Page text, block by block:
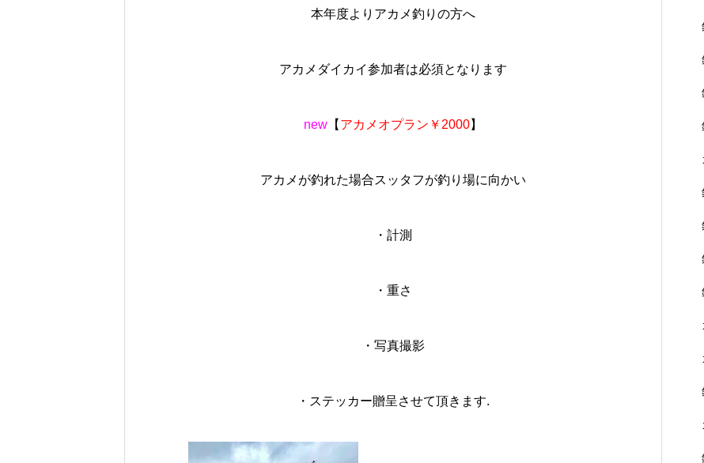
本年度よりアカメ釣りの方へ
アカメダイカイ参加者は必須となります
new 【 アカメオプラン￥2000】
アカメが釣れた場合スッタフが釣り場に向かい
・計測
・重さ
・写真撮影
・ステッカー贈呈させて頂きます.